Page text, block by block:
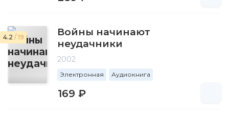
4.2 / 19
Войны начинают
неудачники
2002
Электронная Аудиокнига
169 ₽